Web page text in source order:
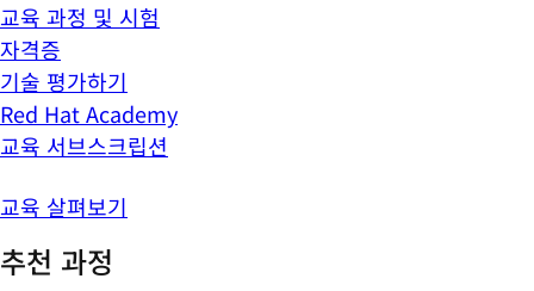
교육 과정 및 시험
자격증
기술 평가하기
Red Hat Academy
교육 서브스크립션
교육 살펴보기
추천 과정